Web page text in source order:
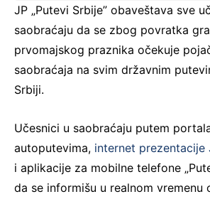
JP „Putevi Srbije” obaveštava sve
saobraćaju da se zbog povratka
prvomajskog praznika očekuje
saobraćaja na svim državnim
Srbiji.
Učesnici u saobraćaju putem
autoputevima, internet prezentacije
i aplikacije za mobilne telefone
da se informišu u realnom vremenu